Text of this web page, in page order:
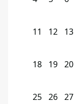
11 12 13
18 19 20
25 26 27